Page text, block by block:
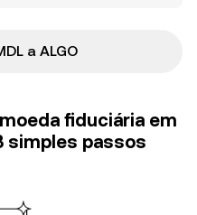
a ALGO
fiduciária em
simples passos